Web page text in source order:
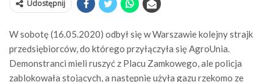
Udostępnij
W sobotę (16.05.2020) odbył się w Warszawie kolejny strajk
przedsiębiorców, do którego przyłączyła się AgroUnia.
Demonstranci mieli ruszyć z Placu Zamkowego, ale policja
zablokowała stojących, a następnie użyła gazu rzekomo ze